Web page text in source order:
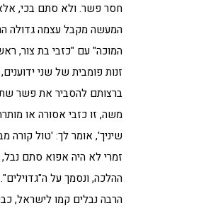
חסר פשר. ולא סתם בכי, אלא
המעשה מקבל עצמה גדולה
המוכה" עם "כזבי בת צור,
זנות פומבית של שני
ברצותם להסביר את פשר
משה, זו כזבי אסורה או
שיניך', אומר לך: 'טול קורה
זמרי לא היה אפוא סתם
ההלכה, ונסמך על ה"גדוילים".
הרבה נבלים קמו לישראל,